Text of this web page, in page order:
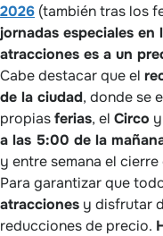
2026 (también tras los
jornadas especiales en
atracciones es a un
Cabe destacar que el
de la ciudad, donde se
propiasferias, el Circo
a las 5:00 de la
y entre semana el
Para garantizar que
atracciones y disfrutar
reducciones de precio.